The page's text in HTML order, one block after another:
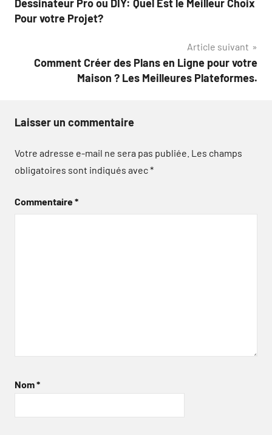
de
Dessinateur Pro ou DIY: Quel Est le Meilleur Choix
Pour votre Projet?
Article suivant
Comment Créer des Plans en Ligne pour votre
Maison ? Les Meilleures Plateformes.
Laisser un commentaire
Votre adresse e-mail ne sera pas publiée. Les champs
obligatoires sont indiqués avec*
Commentaire*
Nom*